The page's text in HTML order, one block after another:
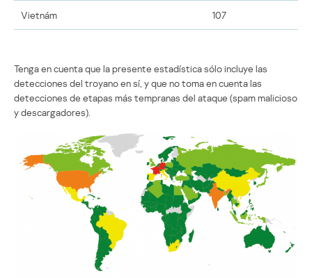
Vietnám 107
Tenga en cuenta que la presente estadística sólo incluye las
detecciones del troyano en sí, y que no toma en cuenta las
detecciones de etapas más tempranas del ataque (spam malicioso
y descargadores).